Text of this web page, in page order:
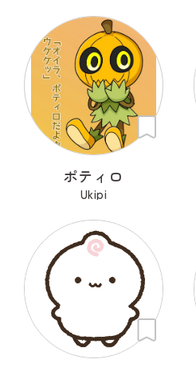
ポティロ
Ukipi